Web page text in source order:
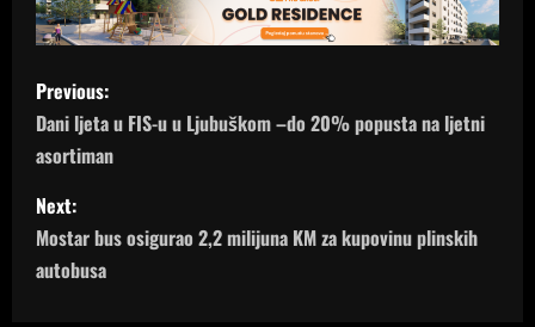
P
o
s
t
n
Previous:
Dani ljeta u FIS-u u Ljubuškom –do 20% popusta na ljetni
asortiman
Next:
Mostar bus osigurao 2,2 milijuna KM za kupovinu plinskih
autobusa